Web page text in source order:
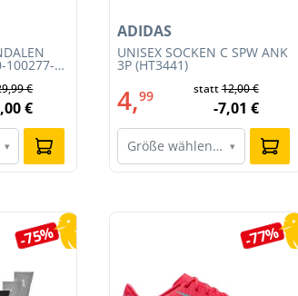
100277-
€
€
▾
UNISEX SOCKEN C SPW ANK
3P (HT3441)
ADIDAS
4,99 statt12,00 €
-7,01 €
Größe wählen… ▾
-75% -77%